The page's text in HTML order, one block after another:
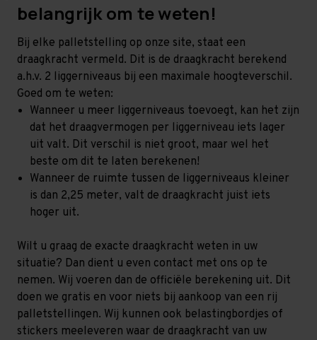
belangrijk om te weten!
Bij elke palletstelling op onze site, staat een
draagkracht vermeld. Dit is de draagkracht berekend
a.h.v. 2 liggerniveaus bij een maximale hoogteverschil.
Goed om te weten:
Wanneer u meer liggerniveaus toevoegt, kan het zijn
dat het draagvermogen per liggerniveau iets lager
uit valt. Dit verschil is niet groot, maar wel het
beste om dit te laten berekenen!
Wanneer de ruimte tussen de liggerniveaus kleiner
is dan 2,25 meter, valt de draagkracht juist iets
hoger uit.
Wilt u graag de exacte draagkracht weten in uw
situatie? Dan dient u even contact met ons op te
nemen. Wij voeren dan de officiële berekening uit. Dit
doen we gratis en voor niets bij aankoop van een rij
palletstellingen. Wij kunnen ook belastingbordjes of
stickers meeleveren waar de draagkracht van uw